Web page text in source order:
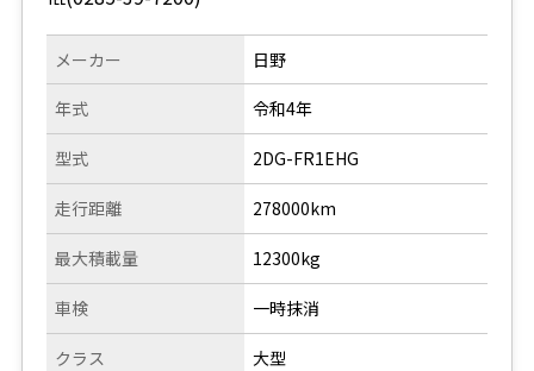
メーカー
年式
型式
走行距離
日野
令和4年
2DG-FR1EHG
278000km
最大積載量
車検
クラス
12300kg
一時抹消
大型